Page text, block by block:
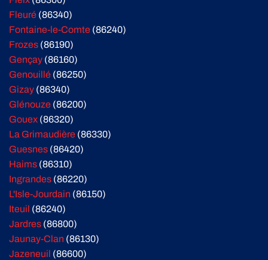
Fleuré (86340)
Fontaine-le-Comte (86240)
Frozes (86190)
Gençay (86160)
Genouillé (86250)
Gizay (86340)
Glénouze (86200)
Gouex (86320)
La Grimaudière (86330)
Guesnes (86420)
Haims (86310)
Ingrandes (86220)
L'Isle-Jourdain (86150)
Iteuil (86240)
Jardres (86800)
Jaunay-Clan (86130)
Jazeneuil (86600)